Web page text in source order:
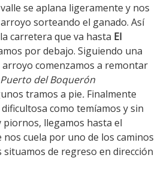
se aplana ligeramente y nos
sorteando el ganado. Así
carretera que va hasta El
por debajo. Siguiendo una
comenzamos a remontar
Puerto del Boquerón
tramos a pie. Finalmente
como temíamos y sin
piornos, llegamos hasta el
cuela por uno de los caminos
situamos de regreso en dirección